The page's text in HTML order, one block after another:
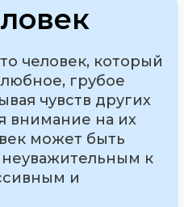
человек, который
грубое
чувств других
внимание на их
может быть
к
и